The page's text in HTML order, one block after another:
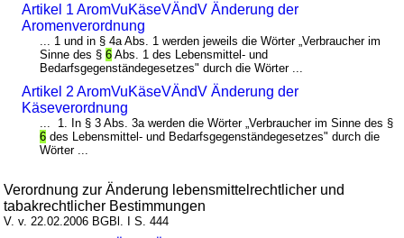
Artikel 1 AromVuKäseVÄndV Änderung der
Aromenverordnung
... 1 und in § 4a Abs. 1 werden jeweils die Wörter „Verbraucher im
Sinne des §6 Abs. 1 des Lebensmittel- und
Bedarfsgegenständegesetzes" durch die Wörter ...
Artikel 2 AromVuKäseVÄndV Änderung der
Käseverordnung
... 1. In § 3 Abs. 3a werden die Wörter „Verbraucher im Sinne des §
6 des Lebensmittel- und Bedarfsgegenständegesetzes" durch die
Wörter ...
Verordnung zur Änderung lebensmittelrechtlicher und
tabakrechtlicher Bestimmungen
V. v. 22.02.2006 BGBl. I S. 444